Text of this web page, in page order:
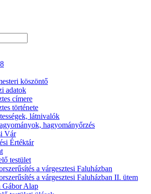
köszöntő
adatok
címere
története
látnivalók
hagyományőrzés
Vár
Értéktár
testület
a várgesztesi Faluházban
a várgesztesi Faluházban II. ütem
Gábor Alap